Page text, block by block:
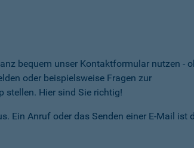
bequem unser Kontaktformular nutzen -
oder beispielsweise Fragen zur
stellen. Hier sind Sie richtig!
Ein Anruf oder das Senden einer E-Mail ist